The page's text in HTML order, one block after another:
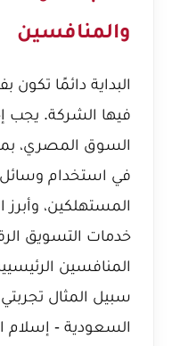
والمنافسين
البداية دائمًا
فيها الشركة. يجب
السوق المصري،
في استخدام وسائل
المستهلكين، وأبرز
خدمات التسويق
المنافسين
سبيل المثال
السعودية - إسلام